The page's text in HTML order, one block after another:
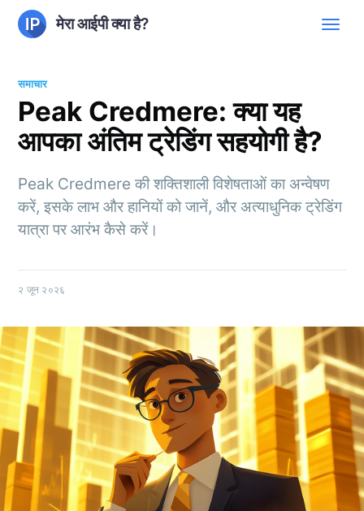
मेरा आईपी क्या है?
समाचार
Peak Credmere: क्या यह
आपका अंतिम ट्रेडिंग सहयोगी है?
Peak Credmere की शक्तिशाली विशेषताओं का अन्वेषण
करें, इसके लाभ और हानियों को जानें, और अत्याधुनिक ट्रेडिंग
यात्रा पर आरंभ कैसे करें।
२ जून २०२६